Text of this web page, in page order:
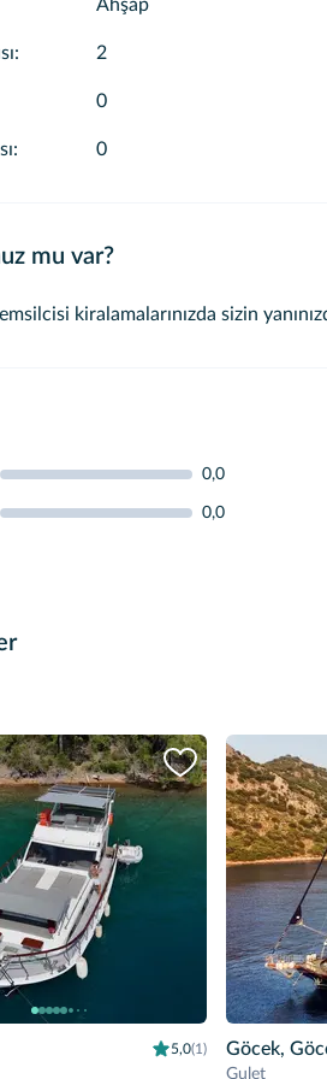
Ahşap
: 2
0
: 0
mu var?
kiralamalarınızda sizin
0,0
0,0
5,0(1) Göcek,
Gulet